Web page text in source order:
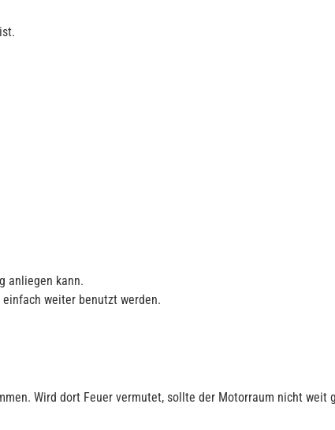
anliegen kann.
weiter benutzt werden.
Wird dort Feuer vermutet, sollte der Motorraum nicht weit